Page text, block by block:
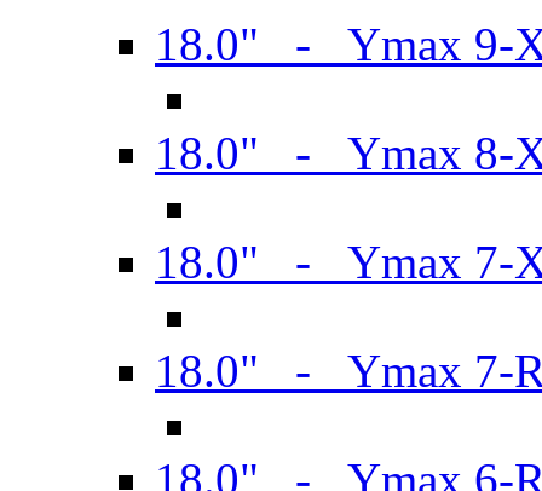
18.0" - Ymax 9-
18.0" - Ymax 8-
18.0" - Ymax 7-
18.0" - Ymax 7-
18.0" - Ymax 6-